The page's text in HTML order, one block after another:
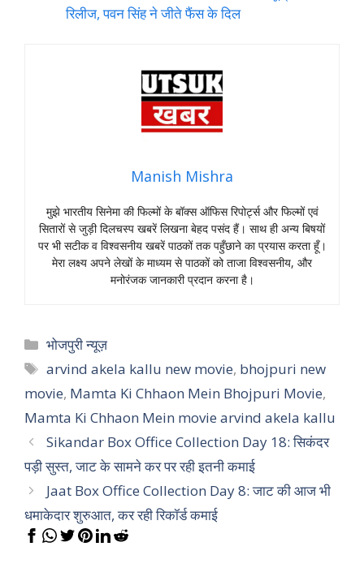
रिलीज, पवन सिंह ने जीते फैंस के दिल
Manish Mishra
मुझे भारतीय सिनेमा की फिल्मों के बॉक्स ऑफिस रिपोर्ट्स और फिल्मों एवं
सितारों से जुड़ी दिलचस्प खबरें लिखना बेहद पसंद हैं। साथ ही अन्य बिषयों
पर भी सटीक व विश्वसनीय खबरें पाठकों तक पहुँछाने का प्रयास करता हूँ।
मेरा लक्ष्य अपने लेखों के माध्यम से पाठकों को ताजा विश्वसनीय, और
मनोरंजक जानकारी प्रदान करना है।
Categories
भोजपुरी न्यूज़
Tags
arvind akela kallu new movie, bhojpuri new
movie, Mamta Ki Chhaon Mein Bhojpuri Movie,
Mamta Ki Chhaon Mein movie arvind akela kallu
Sikandar Box Office Collection Day 18: सिकंदर
पड़ी सुस्त, जाट के सामने कर पर रही इतनी कमाई
Jaat Box Office Collection Day 8: जाट की आज भी
धमाकेदार शुरुआत, कर रही रिकॉर्ड कमाई